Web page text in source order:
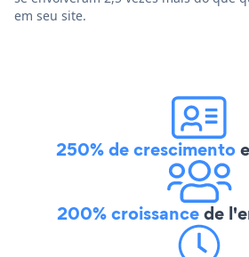
em seu site.
250% de crescimento
200% croissancede